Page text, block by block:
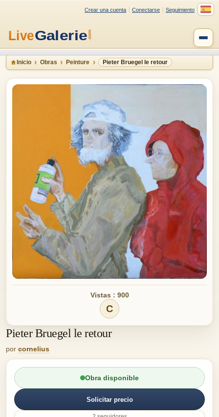
Crear una cuenta Conectarse Seguimiento
Inicio Obras Peinture Pieter Bruegel le retour
Vistas : 900
C
Pieter Bruegel le retour
por cornelius
Obra disponible
Solicitar precio